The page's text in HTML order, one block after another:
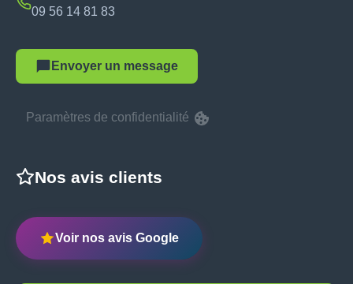
09 56 14 81 83
Envoyer un message
Paramètres de confidentialité
Nos avis clients
Voir nos avis Google